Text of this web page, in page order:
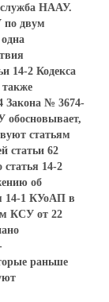
служба НААУ.
по двум
14-2 Кодекса
Закона № 3674-
обосновывает,
статьям
статьи 62
статья 14-2
об
14-1 КУоАП в
КСУ от 22
раньше